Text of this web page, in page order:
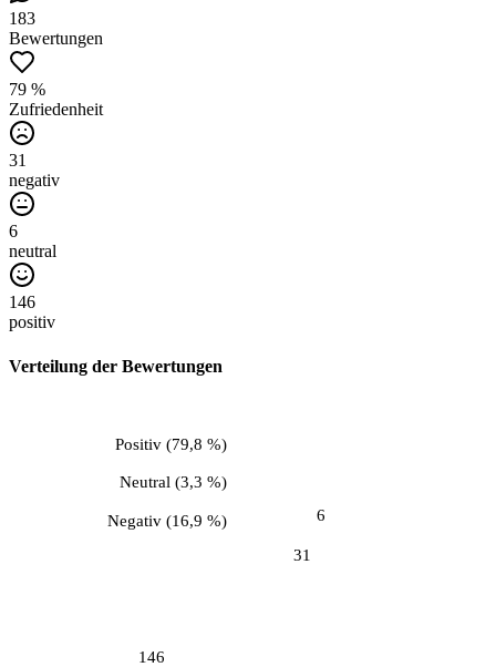
183
Bewertungen
79 %
Zufriedenheit
31
negativ
6
neutral
146
positiv
Verteilung der Bewertungen
31
Negativ(16,9 %) 6
Neutral(3,3 %)
146
Positiv(79,8 %)